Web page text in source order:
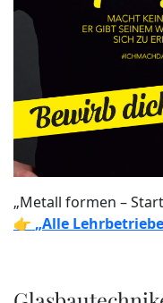
„Metall formen –
👉 „Alle